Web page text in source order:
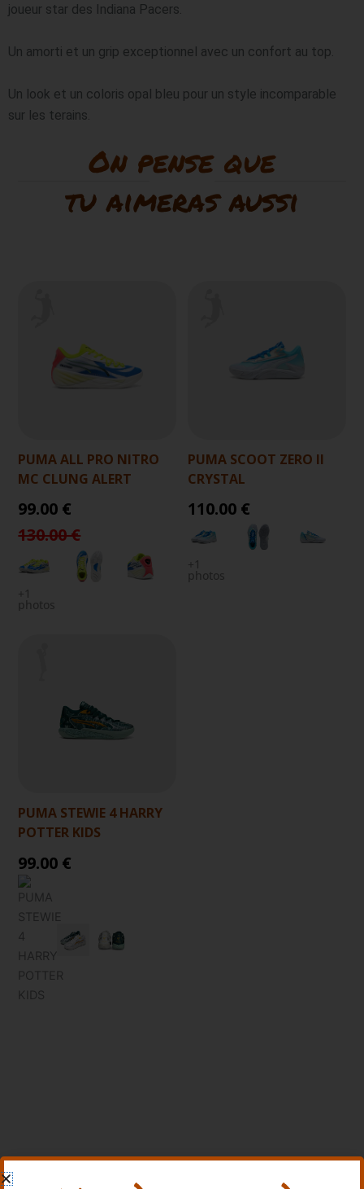
joueur star des Indiana Pacers.
Un amorti et un grip exceptionnel avec un confort au top.
Un look et un coloris opal bleu pour un style incomparable
sur les terains.
On pense que
tu aimeras aussi
PUMA ALL PRO NITRO
MC CLUNG ALERT
99.00 €
130.00 €
+1
photos
PUMA SCOOT ZERO II
CRYSTAL
110.00 €
+1
photos
PUMA STEWIE 4 HARRY
POTTER KIDS
99.00 €